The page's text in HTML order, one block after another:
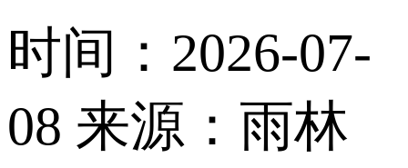
时间：2026-07-
08 来源：雨林